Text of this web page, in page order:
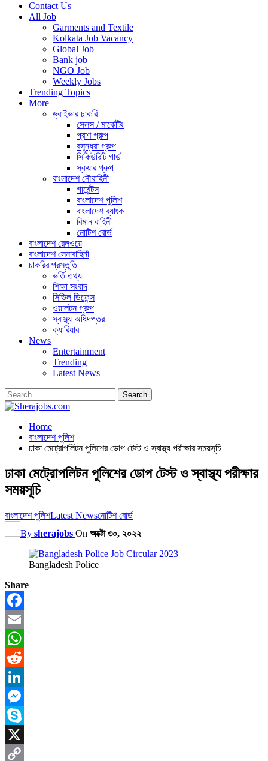
Contact Us
All Job
Garments and Textile
Kolkata Job Vacancy
Global Job
Bank job
NGO Job
Weekly Jobs
Trending Topics
More
ড্রাইভার চাকরি
সেলস / মার্কেটিং
প্রাণ গ্রুপ
বসুন্ধরা গ্রুপ
সিকিউরিটি গার্ড
স্কয়ার গ্রুপ
বাংলাদেশ নৌবাহিনী
গার্মেন্টস
বাংলাদেশ পুলিশ
বাংলাদেশ ব্যাংক
বিমান বাহিনী
নোটিশ বোর্ড
বাংলাদেশ রেলওয়ে
বাংলাদেশ সেনাবাহিনী
চাকরির প্রস্তুতি
ভর্তি তথ্য
শিক্ষা সংবাদ
সিভিল ডিফেন্স
ওয়ালটন গ্রুপ
স্বাস্থ্য অধিদপ্তর
ক্যারিয়ার
News
Entertainment
Trending
Latest News
Home
বাংলাদেশ পুলিশ
ঢাকা মেট্রোপলিটন পুলিশের ডোপ টেস্ট ও স্বাস্থ্য পরীক্ষার সময়সূচি
ঢাকা মেট্রোপলিটন পুলিশের ডোপ টেস্ট ও স্বাস্থ্য পরীক্ষার
সময়সূচি
বাংলাদেশ পুলিশLatest Newsনোটিশ বোর্ড
By sherajobs On অক্টো ৩০, ২০২২
Bangladesh Police
Share
Facebook
Email
WhatsApp
Reddit
LinkedIn
Messenger
Skype
X